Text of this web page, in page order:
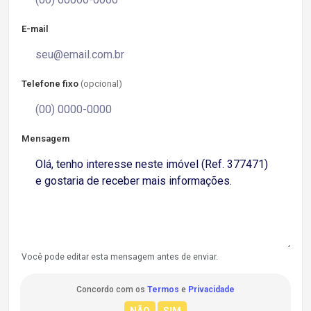
E-mail
Telefone fixo (opcional)
Mensagem
Você pode editar esta mensagem antes de enviar.
Concordo com os Termos e Privacidade